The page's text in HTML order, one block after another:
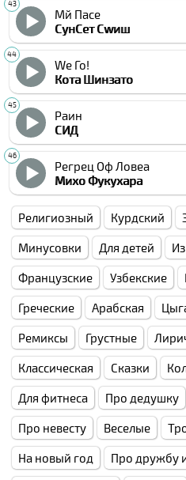
Мй Паcе
СунСет Сwиш
Wе Го!
Кота Шинзато
Раин
СИД
Регрец Оф Ловеа
Михо Фукухара
Религиозный Курдский
Минусовки Для детей
Французские Узбекские
Греческие Арабская
Ремиксы Грустные
Классическая Сказки
Для фитнеса Про дедушку
Про невесту Веселые
На новый год Про дружбу